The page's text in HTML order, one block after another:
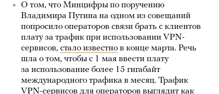
О том, что Минцифры по поручению
Владимира Путина на одном из совещаний
попросило операторов связи брать с клиентов
плату за трафик при использовании VPN-
сервисов, стало известно в конце марта. Речь
шла о том, чтобы с 1 мая ввести плату
за использование более 15 гигабайт
международного трафика в месяц. Трафик
VPN-сервисов для операторов выглядит как